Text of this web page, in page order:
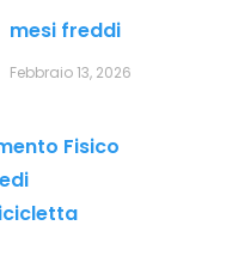
mesi freddi
Febbraio 13, 2026
Fisico